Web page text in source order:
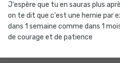
J'espère que tu en sauras plus
on te dit que c'est une hernie par
dans 1 semaine comme dans 1
de courage et de patience